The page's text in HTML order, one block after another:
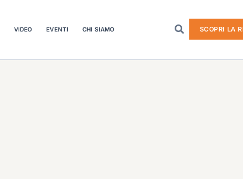
VIDEO EVENTI CHI SIAMO SCOPRI LA